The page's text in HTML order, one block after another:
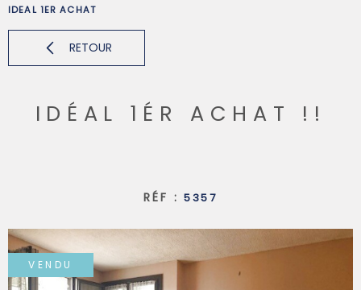
VENDRE
SYNDIC
IDEAL 1ER ACHAT
RETOUR
IDÉAL 1ÉR ACHAT !!
RÉF :5357
VENDU